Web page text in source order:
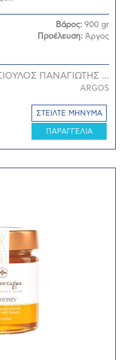
Βάρος: 900 gr
Προέλευση: Άργος
ΠΑΝΑΓΙΩΤΗΣ ...
ARGOS
ΣΤΕΙΛΤΕ ΜΗΝΥΜΑ
ΠΑΡΑΓΓΕΛΙΑ